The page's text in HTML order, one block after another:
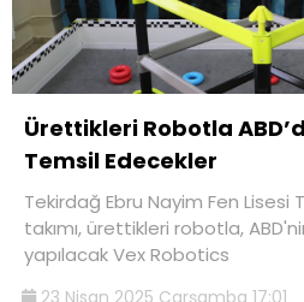
Ürettikleri Robotla
Temsil Edecekler
Tekirdağ Ebru Nayim Fen Lisesi
takımı, ürettikleri robotla,
yapılacak Vex Robotics
23 Nisan 2025 Çarşamba 17:01